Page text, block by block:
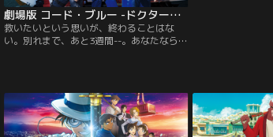
劇場版 コード・ブルー -ドクターヘリ緊急救命-
救いたいという思いが、終わることはな
い。別れまで、あと3週間--。あなたなら、
することに気づきながらも、彼らは10年間
を共にした互いへの思いを抱えたまま、
日々を過ごしていた。しかしそんな彼らの
思いに構うことなく、出動要請が入る。